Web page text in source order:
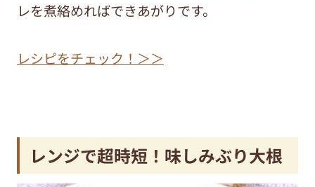
レを煮絡めればできあがりです。
レシピをチェック！＞＞
レンジで超時短！味しみぶり大根